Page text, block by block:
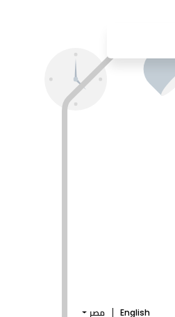
English مصر